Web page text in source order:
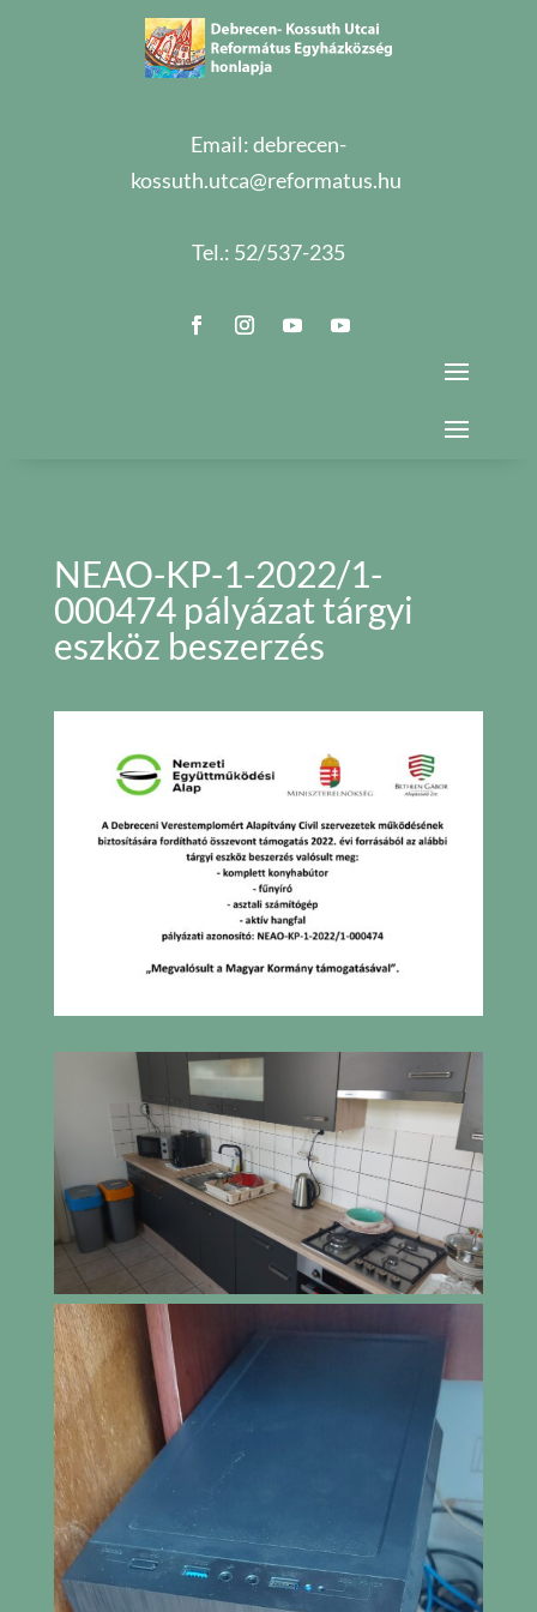
Email:debrecen-
kossuth.utca@reformatus.hu
Tel.: 52/537-235
NEAO-KP-1-2022/1-
000474 pályázat tárgyi
eszköz beszerzés